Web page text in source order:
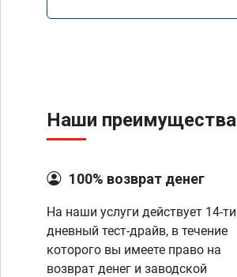
Наши преимущества
100% возврат денег
На наши услуги действует 14-ти
дневный тест-драйв, в течение
которого вы имеете право на
возврат денег и заводской